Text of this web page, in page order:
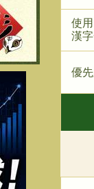
使
漢
優